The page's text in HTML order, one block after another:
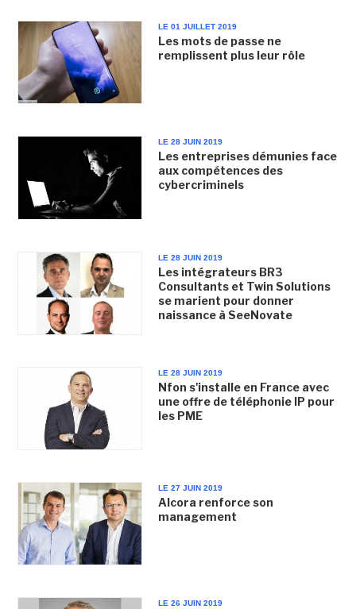
LE 01 JUILLET 2019
Les mots de passe ne
remplissent plus leur rôle
LE 28 JUIN 2019
Les entreprises démunies face
aux compétences des
cybercriminels
LE 28 JUIN 2019
Les intégrateurs BR3
Consultants et Twin Solutions
se marient pour donner
naissance à SeeNovate
LE 28 JUIN 2019
Nfon s'installe en France avec
une offre de téléphonie IP pour
les PME
LE 27 JUIN 2019
Alcora renforce son
management
LE 26 JUIN 2019